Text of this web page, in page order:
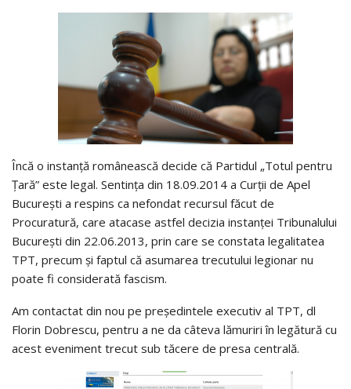
Încă o instanţă românească decide că Partidul „Totul pentru
Ţară” este legal. Sentinţa din 18.09.2014 a Curţii de Apel
Bucureşti a respins ca nefondat recursul făcut de
Procuratură, care atacase astfel decizia instanţei Tribunalului
Bucureşti din 22.06.2013, prin care se constata legalitatea
TPT, precum şi faptul că asumarea trecutului legionar nu
poate fi considerată fascism.
Am contactat din nou pe preşedintele executiv al TPT, dl
Florin Dobrescu, pentru a ne da câteva lămuriri în legătură cu
acest eveniment trecut sub tăcere de presa centrală.